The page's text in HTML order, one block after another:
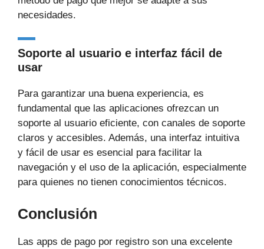
necesidades.
Soporte al usuario e interfaz fácil de
usar
Para garantizar una buena experiencia, es
fundamental que las aplicaciones ofrezcan un
soporte al usuario eficiente, con canales de soporte
claros y accesibles. Además, una interfaz intuitiva
y fácil de usar es esencial para facilitar la
navegación y el uso de la aplicación, especialmente
para quienes no tienen conocimientos técnicos.
Conclusión
Las apps de pago por registro son una excelente